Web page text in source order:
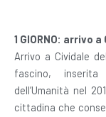
1 GIORNO: arrivo
Arrivo a Cividale
fascino, inserita
dell’Umanità nel
cittadina che